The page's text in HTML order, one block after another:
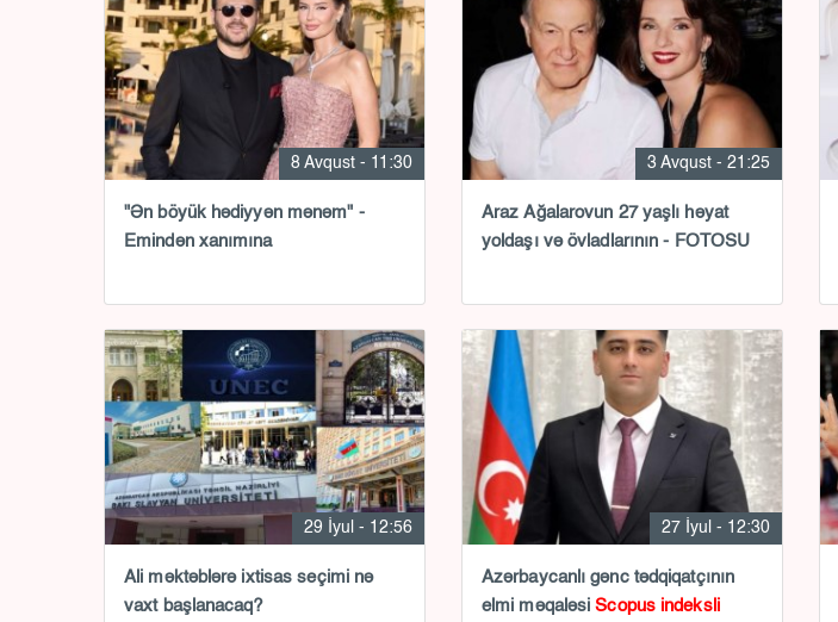
8 Avqust - 11:30
"Ən böyük hədiyyən mənəm" -
Emindən xanımına
3 Avqust - 21:25
Araz Ağalarovun 27 yaşlı həyat
yoldaşı və övladlarının - FOTOSU
29 İyul - 12:56
Ali məktəblərə ixtisas seçimi nə
vaxt başlanacaq?
27 İyul - 12:30
Azərbaycanlı gənc tədqiqatçının
elmi məqaləsiScopus indeksli